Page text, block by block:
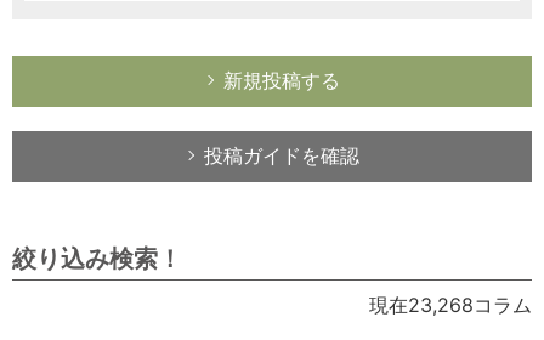
新規投稿する
投稿ガイドを確認
絞り込み検索！
現在23,268コラム